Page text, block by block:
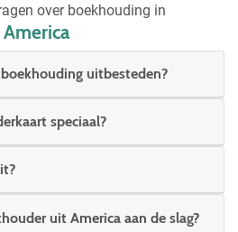
over boekhouding in
America
uitbesteden?
speciaal?
uit America aan de slag?